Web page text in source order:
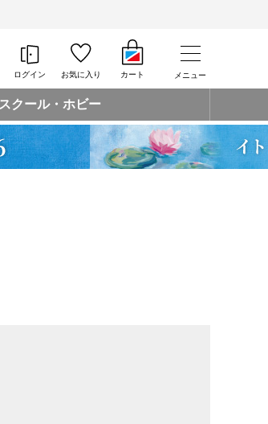
ログイン お気に入り カート メニュー
スクール・ホビー